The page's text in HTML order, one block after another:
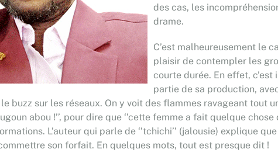
des cas, les
drame.
C’est malheureusement le
plaisir de contempler les
courte durée. En effet, c’est
partie de sa production,
buzz sur les réseaux. On y voit des flammes ravageant tout
abou !’’, pour dire que ‘’cette femme a fait quelque
L’auteur qui parle de ‘’tchichi’’ (jalousie) explique
son forfait. En quelques mots, tout est presque dit !